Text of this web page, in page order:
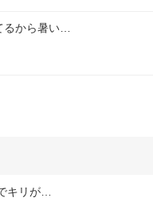
から暑い…
キリが…